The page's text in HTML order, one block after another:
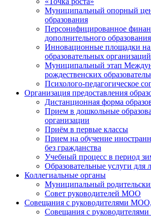
Муниципальный опорный
образования
Персонифицированное
дополнительного образования
Инновационные площадки на
образовательных организаций
Муниципальный этап
рождественских
Психолого-педагогическое
Организация предоставления
Дистанционная форма
Прием в дошкольные
организации
Приём в первые классы
Прием на обучение
без гражданства
Учебный процесс в период
Образовательные услуги для
Коллегиальные органы
Муниципальный
Совет руководителей МОО
Совещания с руководителями
Совещания с